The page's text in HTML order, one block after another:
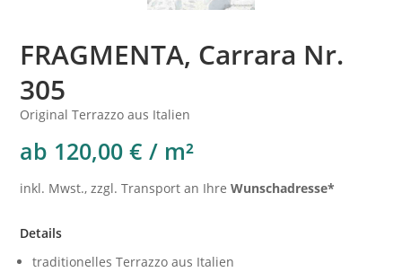
FRAGMENTA, Carrara Nr.
305
Original Terrazzo aus Italien
ab 120,00 € / m²
inkl. Mwst., zzgl. Transport an IhreWunschadresse*
Details
traditionelles Terrazzo aus Italien